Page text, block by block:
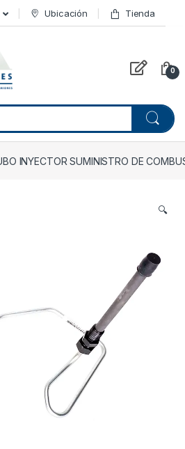
Ubicación Tienda
0
INYECTOR SUMINISTRO DE
🔍